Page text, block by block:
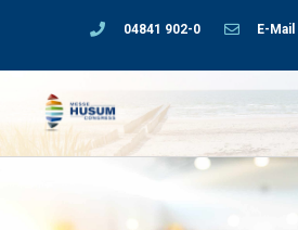
04841 902-0 E-Mail